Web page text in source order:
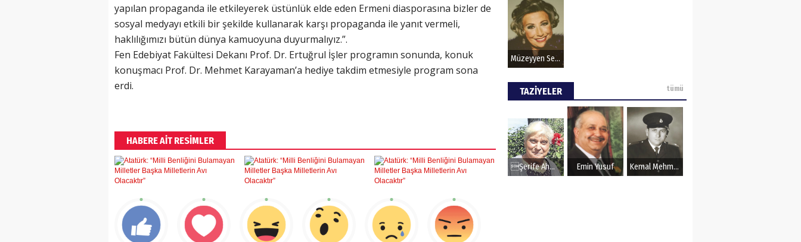
yapılan propaganda ile etkileyerek üstünlük elde eden Ermeni diasporasına bizler de
sosyal medyayı etkili bir şekilde kullanarak karşı propaganda ile yanıt vermeli,
haklılığımızı bütün dünya kamuoyuna duyurmalıyız.”.
Fen Edebiyat Fakültesi Dekanı Prof. Dr. Ertuğrul İşler programın sonunda, konuk
konuşmacı Prof. Dr. Mehmet Karayaman’a hediye takdim etmesiyle program sona
erdi.
HABERE AİT RESİMLER
Müzeyyen Senar
TAZİYELER tümü
Şerife Ahmet Emin Yusuf Kemal Mehmet Kanmaz